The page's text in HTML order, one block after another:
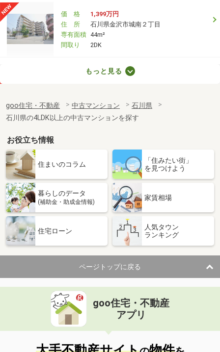
価 格
1,399万円
住 所
石川県金沢市城南２丁目
専有面積 44m²
間取り
2DK
専有面積 44m²
間取り
2DK
石川県金沢市富樫２
価 格
600万円
石川県金沢市富樫２
専有面積 56.06m²
間取り
もっと見る
goo住宅・不動産 中古マンション
石川県
石川県の4LDK以上の中古マンションを探す
お役立ち情報
住まいのコラム
「住みたい街」
を見つけよう
暮らしのデータ
(補助金・助成金情報)
家賃相場
住宅ローン
人気タウン
ランキング
ページトップに戻る
goo住宅・不動産
アプリ